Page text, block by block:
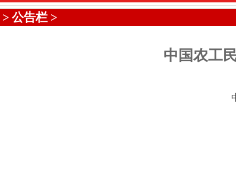
> 公告栏 >
中国农工